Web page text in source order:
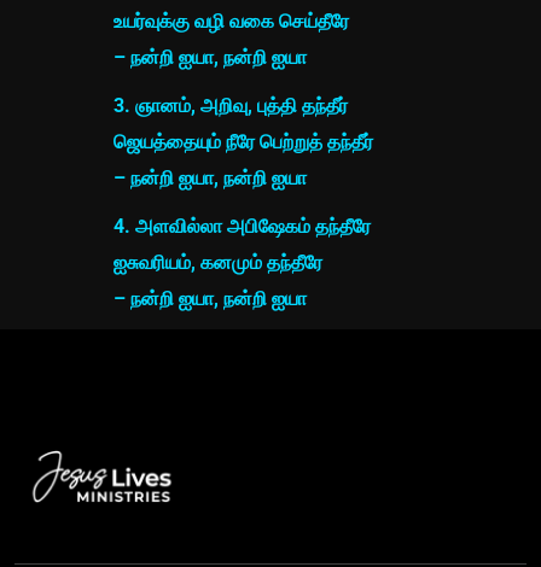
உயர்வுக்கு வழி வகை செய்தீரே
– நன்றி ஐயா, நன்றி ஐயா
3. ஞானம், அறிவு, புத்தி தந்தீர்
ஜெயத்தையும் நீரே பெற்றுத் தந்தீர்
– நன்றி ஐயா, நன்றி ஐயா
4. அளவில்லா அபிஷேகம் தந்தீரே
ஐசுவரியம், கனமும் தந்தீரே
– நன்றி ஐயா, நன்றி ஐயா